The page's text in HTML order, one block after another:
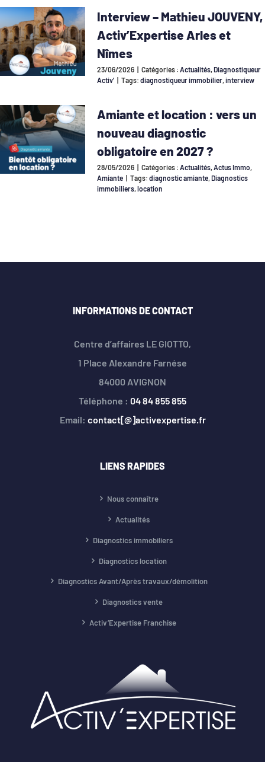
Interview – Mathieu JOUVENY,
Activ’Expertise Arles et
Nîmes
23/06/2026 Catégories : Actualités,Diagnostiqueur
Activ'
Tags: diagnostiqueur immobilier,interview
Amiante et location : vers un
nouveau diagnostic
obligatoire en 2027 ?
28/05/2026 Catégories : Actualités,Actus Immo,
Amiante
Tags: diagnostic amiante,Diagnostics
immobiliers,location
INFORMATIONS DE CONTACT
Centre d’affaires LE GIOTTO,
1 Place Alexandre Farnése
84000 AVIGNON
Téléphone : 04 84 855 855
Email: contact[@]activexpertise.fr
LIENS RAPIDES
Nous connaître
Actualités
Diagnostics immobiliers
Diagnostics location
Diagnostics Avant/Après travaux/démolition
Diagnostics vente
Activ’Expertise Franchise